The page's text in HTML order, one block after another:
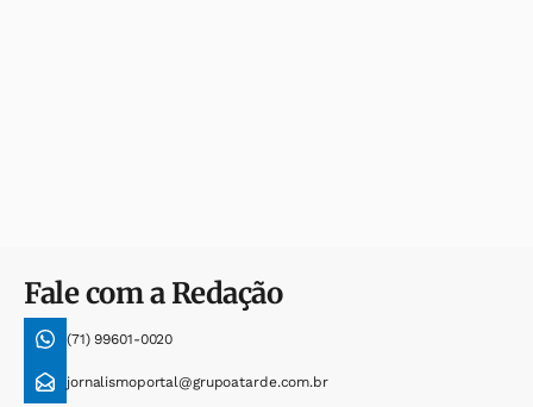
Fale com a Redação
(71) 99601-0020
jornalismoportal@grupoatarde.com.br